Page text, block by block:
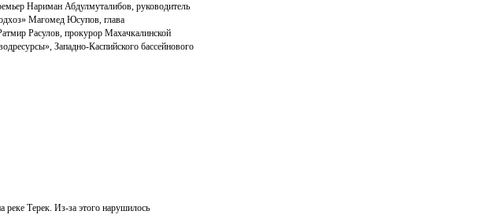
Нариман Абдулмуталибов, руководитель
Магомед Юсупов, глава
Расулов, прокурор Махачкалинской
Западно-Каспийского бассейнового
реке Терек. Из-за этого нарушилось